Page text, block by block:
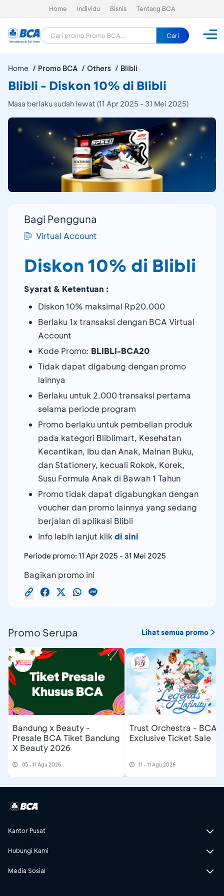
Home Individu Bisnis Tentang BCA
Cari
Home Promo BCA Others Blibli
Blibli - Diskon 10% di Blibli
Masa berlaku sudah lewat (11 Apr 2025 - 31 Mei 2025)
Bagi Pengguna
Virtual Account
Diskon 10% di Blibli
Syarat & Ketentuan :
Diskon 10% maksimal Rp20.000
Berlaku 1x transaksi dengan BCA Virtual
Account
Kode Promo: BLIBLI-BCA20
Tidak dapat digabung dengan promo
lainnya
Berlaku untuk 2.000 transaksi pertama
selama periode program
Promo berlaku untuk pembelian produk
pada kategori Bliblimart, Kesehatan
Kecantikan, Ibu dan Anak, Mainan Buku,
dan Stationery, kecuali Rokok, Korek,
Susu Formula Anak di Bawah 1 Tahun
Promo tidak dapat digabungkan dengan
voucher dan promo lainnya yang sedang
berjalan di aplikasi Blibli
Info lebih lanjut klik di sini
Periode promo: 11 Apr 2025 - 31 Mei 2025
Bagikan promo ini
Promo Serupa Lihat semua promo
Bandung x Beauty -
Presale BCA Tiket Bandung
X Beauty 2026
05 - 11 Agu 2026
Trust Orchestra - BCA
Exclusive Ticket Sale
11 - 11 Agu 2026
Kantor Pusat
Hubungi Kami
Media Sosial